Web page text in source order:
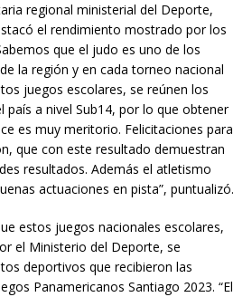
regional ministerial del Deporte,
el rendimiento mostrado por los
que el judo es uno de los
la región y en cada torneo nacional
juegos escolares, se reúnen los
a nivel Sub14, por lo que obtener
es muy meritorio. Felicitaciones para
que con este resultado demuestran
resultados. Además el atletismo
actuaciones en pista”, puntualizó.
estos juegos nacionales escolares,
el Ministerio del Deporte, se
deportivos que recibieron las
Panamericanos Santiago 2023. “El